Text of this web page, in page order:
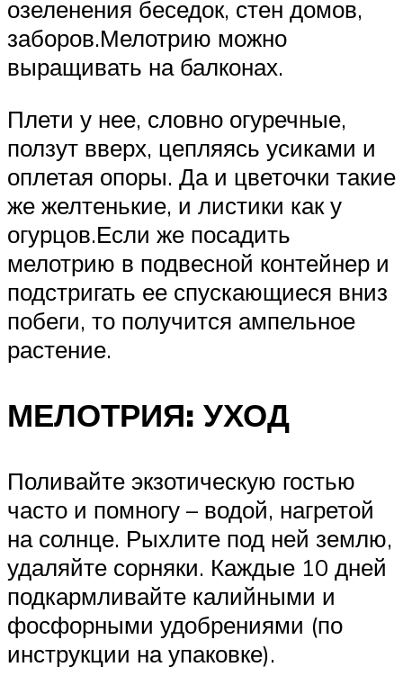
озеленения беседок, стен домов,
заборов.Мелотрию можно
выращивать на балконах.
Плети у нее, словно огуречные,
ползут вверх, цепляясь усиками и
оплетая опоры. Да и цветочки такие
же желтенькие, и листики как у
огурцов.Если же посадить
мелотрию в подвесной контейнер и
подстригать ее спускающиеся вниз
побеги, то получится ампельное
растение.
МЕЛОТРИЯ: УХОД
Поливайте экзотическую гостью
часто и помногу – водой, нагретой
на солнце. Рыхлите под ней землю,
удаляйте сорняки. Каждые 10 дней
подкармливайте калийными и
фосфорными удобрениями (по
инструкции на упаковке).